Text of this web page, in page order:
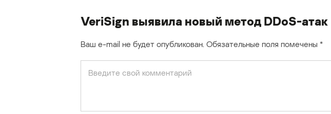
VeriSign выявила новый метод DDoS-атак
Ваш e-mail не будет опубликован. Обязательные поля помечены *